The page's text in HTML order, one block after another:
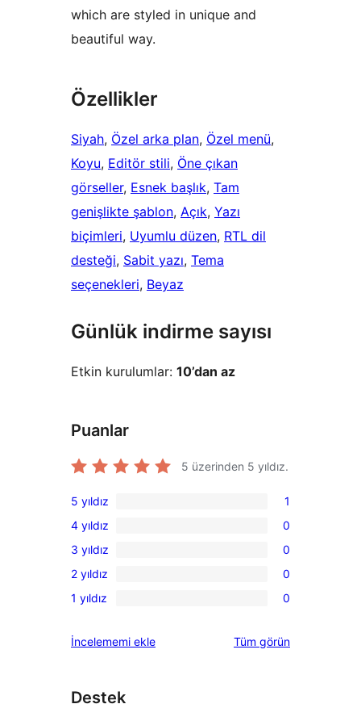
which are styled in unique and
beautiful way.
Özellikler
Siyah, Özel arka plan, Özel menü
Koyu, Editör stili, Öne çıkan
görseller, Esnek başlık, Tam
genişlikte şablon, Açık, Yazı
biçimleri, Uyumlu düzen, RTL dil
desteği, Sabit yazı, Tema
seçenekleri, Beyaz
Günlük indirme sayısı
Etkin kurulumlar: 10’dan az
Puanlar
5 üzerinden 5 yıldız.
1
5
yıldızlı
inceleme
5 yıldız 1
0
4
yıldızlı
inceleme
4 yıldız 0
0
3
yıldızlı
3 yıldız 0
0
2
inceleme
2 yıldız 0
0
yıldızlı
1 yıldız 0
İncelememi ekle Tüm değerlendirmeleri
görün
Destek